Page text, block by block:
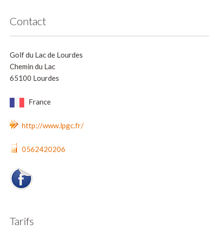
Contact
Golf du Lac de Lourdes
Chemin du Lac
65100 Lourdes
France
http://www.lpgc.fr/
0562420206
Tarifs